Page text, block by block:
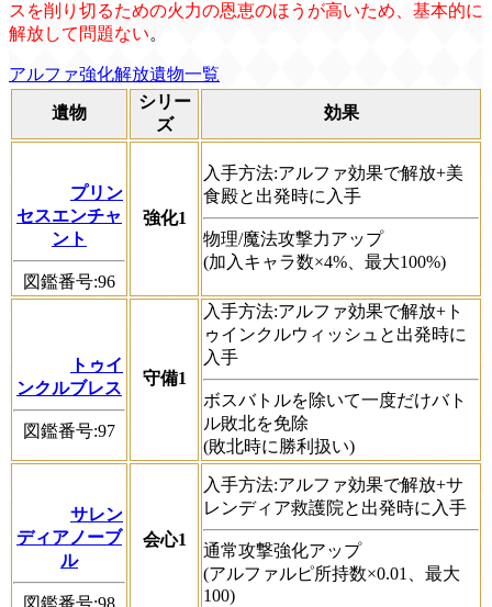
スを削り切るための火力の恩恵のほうが高いため、基本的に
解放して問題ない。
アルファ強化解放遺物一覧
遺物
シリー
ズ
効果
プリン
セスエンチャ
ント
図鑑番号:96
強化1
入手方法:アルファ効果で解放+美
食殿と出発時に入手
物理/魔法攻撃力アップ
(加入キャラ数×4%、最大100%)
トゥイ
ンクルブレス
図鑑番号:97
守備1
入手方法:アルファ効果で解放+ト
ゥインクルウィッシュと出発時に
入手
ボスバトルを除いて一度だけバト
ル敗北を免除
(敗北時に勝利扱い)
サレン
ディアノーブ
ル
会心1
入手方法:アルファ効果で解放+サ
レンディア救護院と出発時に入手
通常攻撃強化アップ
(アルファルピ所持数×0.01、最大
100)